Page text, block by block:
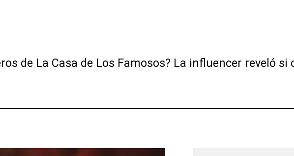
de La Casa de Los Famosos? La influencer reveló si